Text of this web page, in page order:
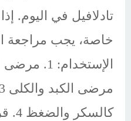
تادلافيل في اليوم.
خاصة، يجب مراجعة